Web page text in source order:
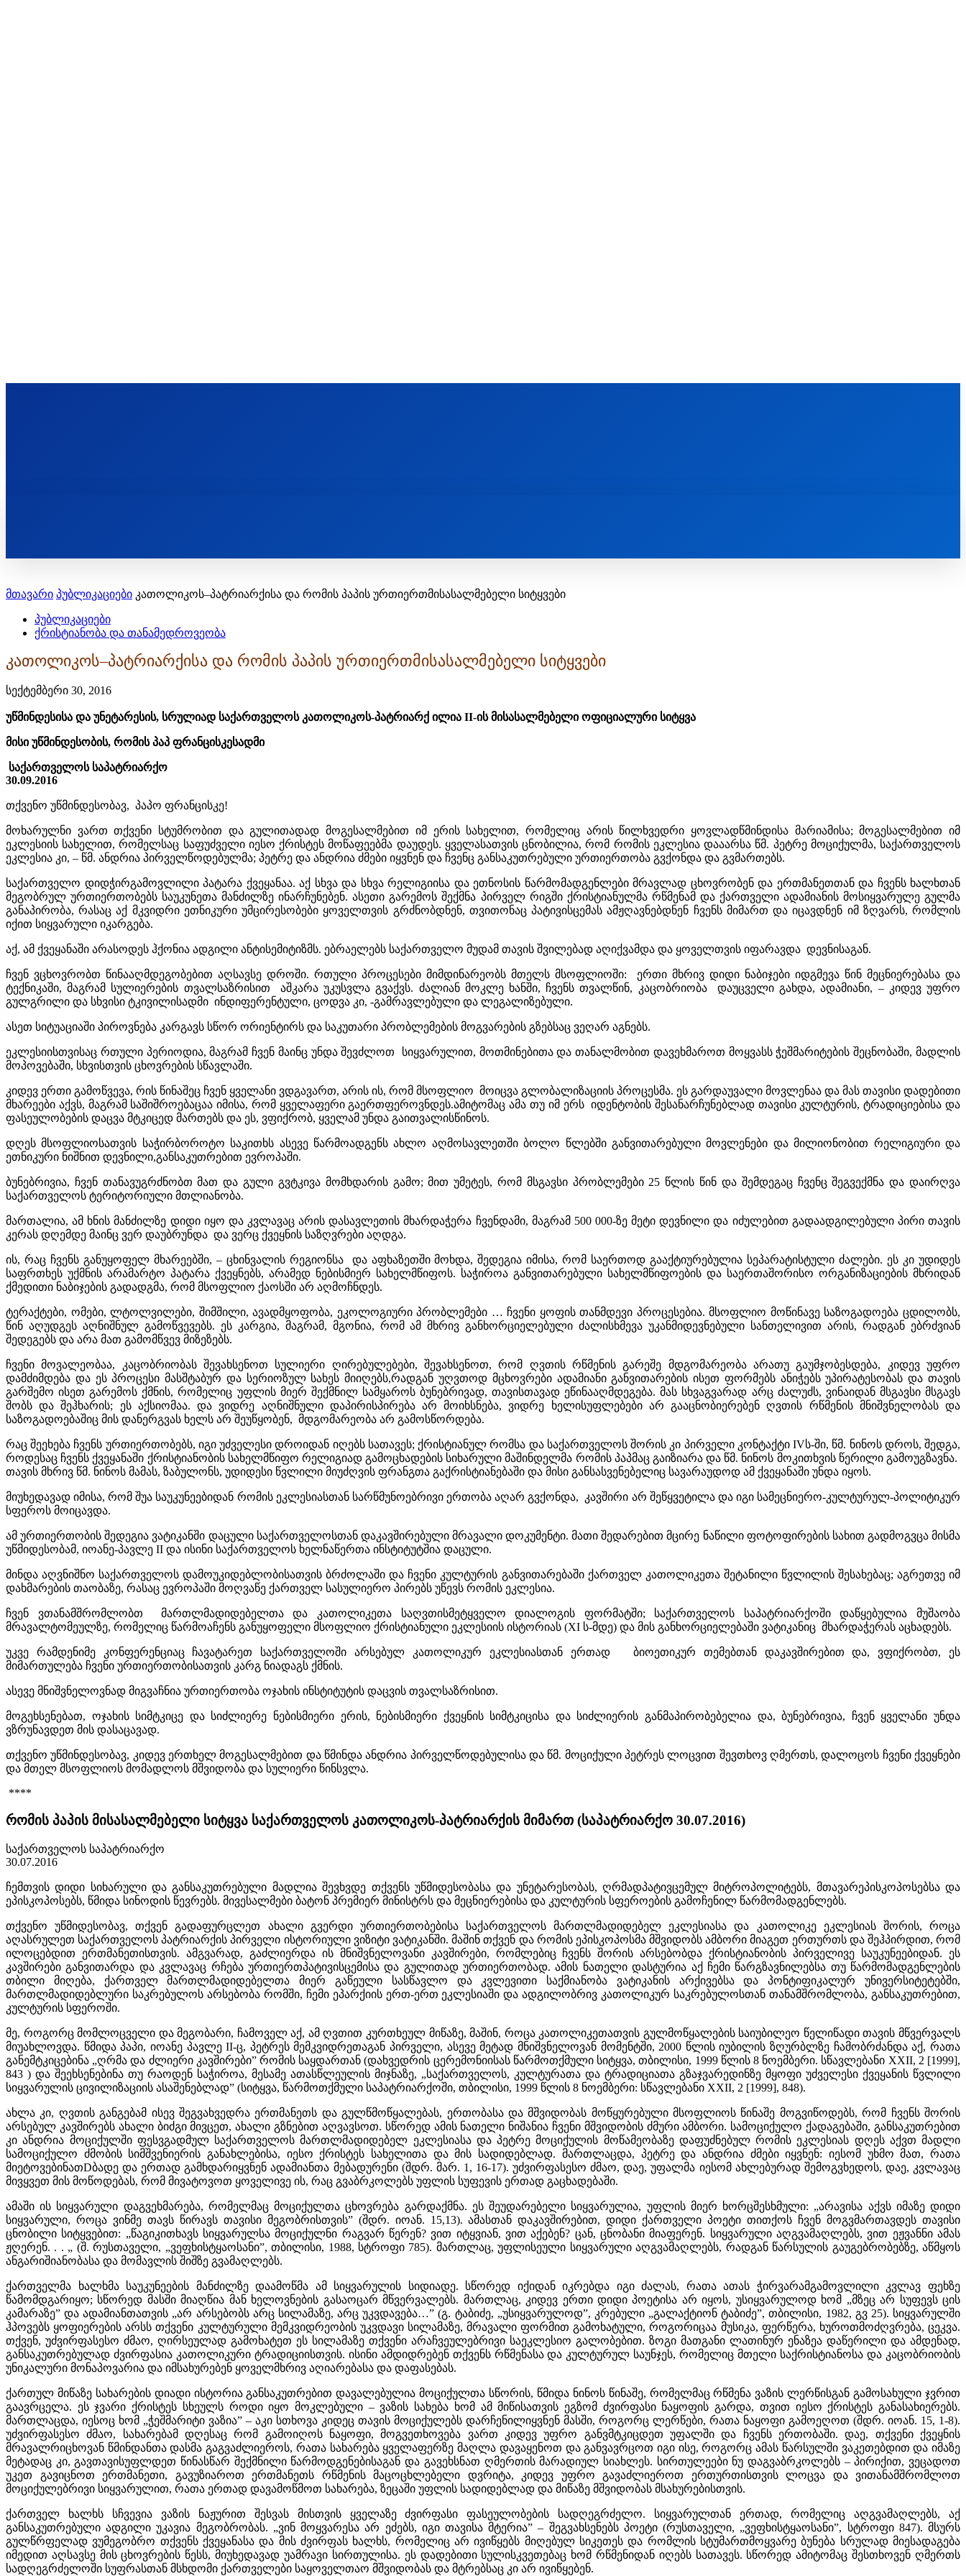
მთავარი პუბლიკაციები კათოლიკოს–პატრიარქისა და რომის პაპის ურთიერთმისასალმებელი სიტყვები
პუბლიკაციები
ქრისტიანობა და თანამედროვეობა
კათოლიკოს–პატრიარქისა და რომის პაპის ურთიერთმისასალმებელი სიტყვები
სექტემბერი 30, 2016
უწმინდესისა და უნეტარესის, სრულიად საქართველოს კათოლიკოს-პატრიარქ ილია II-ის მისასალმებელი ოფიციალური სიტყვა
მისი უწმინდესობის, რომის პაპ ფრანცისკესადმი
საქართველოს საპატრიარქო
30.09.2016
თქვენო უწმინდესობავ, პაპო ფრანცისკე!
მოხარულნი ვართ თქვენი სტუმრობით და გულითადად მოგესალმებით იმ ერის სახელით, რომელიც არის წილხვედრი ყოვლადწმინდისა მარიამისა; მოგესალმებით იმ
ეკლესიის სახელით, რომელსაც საფუძველი იესო ქრისტეს მოწაფეებმა დაუდეს. ყველასათვის ცნობილია, რომ რომის ეკლესია დააარსა წმ. პეტრე მოციქულმა, საქართველოს
ეკლესია კი, – წმ. ანდრია პირველწოდებულმა; პეტრე და ანდრია ძმები იყვნენ და ჩვენც განსაკუთრებული ურთიერთობა გვქონდა და გვმართებს.
საქართველო დიდჭირგამოვლილი პატარა ქვეყანაა. აქ სხვა და სხვა რელიგიისა და ეთნოსის წარმომადგენლები მრავლად ცხოვრობენ და ერთმანეთთან და ჩვენს ხალხთან
მეგობრულ ურთიერთობებს საუკუნეთა მანძილზე ინარჩუნებენ. ასეთი გარემოს შექმნა პირველ რიგში ქრისტიანულმა რწმენამ და ქართველი ადამიანის მოსიყვარულე გულმა
განაპირობა, რასაც აქ მკვიდრი ეთნიკური უმცირესობები ყოველთვის გრძნობდნენ, თვითონაც პატივისცემას ამჟღავნებდნენ ჩვენს მიმართ და იცავდნენ იმ ზღვარს, რომლის
იქით სიყვარული იკარგება.
აქ, ამ ქვეყანაში არასოდეს ჰქონია ადგილი ანტისემიტიზმს. ებრაელებს საქართველო მუდამ თავის შვილებად აღიქვამდა და ყოველთვის იფარავდა დევნისაგან.
ჩვენ ვცხოვრობთ წინააღმდეგობებით აღსავსე დროში. რთული პროცესები მიმდინარეობს მთელს მსოფლიოში: ერთი მხრივ დიდი ნაბიჯები იდგმევა წინ მეცნიერებასა და
ტექნიკაში, მაგრამ სულიერების თვალსაზრისით აშკარა უკუსვლა გვაქვს. ძალიან მოკლე ხანში, ჩვენს თვალწინ, კაცობრიობა დაუცველი გახდა, ადამიანი, – კიდევ უფრო
გულგრილი და სხვისი ტკივილისადმი ინდიფერენტული, ცოდვა კი, -გამრავლებული და ლეგალიზებული.
ასეთ სიტუაციაში პიროვნება კარგავს სწორ ორიენტირს და საკუთარი პრობლემების მოგვარების გზებსაც ვეღარ აგნებს.
ეკლესიისთვისაც რთული პერიოდია, მაგრამ ჩვენ მაინც უნდა შევძლოთ სიყვარულით, მოთმინებითა და თანალმობით დავეხმაროთ მოყვასს ჭეშმარიტების შეცნობაში, მადლის
მოპოვებაში, სხვისთვის ცხოვრების სწავლაში.
კიდევ ერთი გამოწვევა, რის წინაშეც ჩვენ ყველანი ვდგავართ, არის ის, რომ მსოფლიო მოიცვა გლობალიზაციის პროცესმა. ეს გარდაუვალი მოვლენაა და მას თავისი დადებითი
მხარეები აქვს, მაგრამ საშიშროებაცაა იმისა, რომ ყველაფერი გაერთფეროვნდეს.ამიტომაც ამა თუ იმ ერს იდენტობის შესანარჩუნებლად თავისი კულტურის, ტრადიციებისა და
ფასეულობების დაცვა მტკიცედ მართებს და ეს, ვფიქრობ, ყველამ უნდა გაითვალისწინოს.
დღეს მსოფლიოსათვის საჭირბოროტო საკითხს ასევე წარმოადგენს ახლო აღმოსავლეთში ბოლო წლებში განვითარებული მოვლენები და მილიონობით რელიგიური და
ეთნიკური ნიშნით დევნილი,განსაკუთრებით ევროპაში.
ბუნებრივია, ჩვენ თანავუგრძნობთ მათ და გული გვტკივა მომხდარის გამო; მით უმეტეს, რომ მსგავსი პრობლემები 25 წლის წინ და შემდეგაც ჩვენც შეგვექმნა და დაირღვა
საქართველოს ტერიტორიული მთლიანობა.
მართალია, ამ ხნის მანძილზე დიდი იყო და კვლავაც არის დასავლეთის მხარდაჭერა ჩვენდამი, მაგრამ 500 000-ზე მეტი დევნილი და იძულებით გადაადგილებული პირი თავის
კერას დღემდე მაინც ვერ დაუბრუნდა და ვერც ქვეყნის საზღვრები აღდგა.
ის, რაც ჩვენს განუყოფელ მხარეებში, – ცხინვალის რეგიონსა და აფხაზეთში მოხდა, შედეგია იმისა, რომ საერთოდ გააქტიურებულია სეპარატისტული ძალები. ეს კი უდიდეს
საფრთხეს უქმნის არამარტო პატარა ქვეყნებს, არამედ ნებისმიერ სახელმწიფოს. საჭიროა განვითარებული სახელმწიფოების და საერთაშორისო ორგანიზაციების მხრიდან
ქმედითი ნაბიჯების გადადგმა, რომ მსოფლიო ქაოსში არ აღმოჩნდეს.
ტერაქტები, ომები, ლტოლვილები, შიმშილი, ავადმყოფობა, ეკოლოგიური პრობლემები … ჩვენი ყოფის თანმდევი პროცესებია. მსოფლიო მოწინავე საზოგადოება ცდილობს,
წინ აღუდგეს აღნიშნულ გამოწვევებს. ეს კარგია, მაგრამ, მგონია, რომ ამ მხრივ განხორციელებული ძალისხმევა უკანმიდევნებული სანთელივით არის, რადგან ებრძვიან
შედეგებს და არა მათ გამომწვევ მიზეზებს.
ჩვენი მოვალეობაა, კაცობრიობას შევახსენოთ სულიერი ღირებულებები, შევახსენოთ, რომ ღვთის რწმენის გარეშე მდგომარეობა არათუ გაუმჯობესდება, კიდევ უფრო
დამძიმდება და ეს პროცესი მასშტაბურ და სერიოზულ სახეს მიიღებს,რადგან უღვთოდ მცხოვრები ადამიანი განვითარების ისეთ ფორმებს ანიჭებს უპირატესობას და თავის
გარშემო ისეთ გარემოს ქმნის, რომელიც უფლის მიერ შექმნილ სამყაროს ბუნებრივად, თავისთავად ეწინააღმდეგება. მას სხვაგვარად არც ძალუძს, ვინაიდან მსგავსი მსგავს
შობს და შეჰხარის; ეს აქსიომაა. და ვიდრე აღნიშნული დაპირისპირება არ მოიხსნება, ვიდრე ხელისუფლებები არ გააცნობიერებენ ღვთის რწმენის მნიშვნელობას და
საზოგადოებაშიც მის დანერგვას ხელს არ შეუწყობენ, მდგომარეობა არ გამოსწორდება.
რაც შეეხება ჩვენს ურთიერთობებს, იგი უძველესი დროიდან იღებს სათავეს; ქრისტიანულ რომსა და საქართველოს შორის კი პირველი კონტაქტი IVს-ში, წმ. ნინოს დროს, შედგა,
როდესაც ჩვენს ქვეყანაში ქრისტიანობის სახელმწიფო რელიგიად გამოცხადების სიხარული მაშინდელმა რომის პაპმაც გაიზიარა და წმ. ნინოს მოკითხვის წერილი გამოუგზავნა.
თავის მხრივ წმ. ნინოს მამას, ზაბულონს, უდიდესი წვლილი მიუძღვის ფრანგთა გაქრისტიანებაში და მისი განსასვენებელიც სავარაუდოდ ამ ქვეყანაში უნდა იყოს.
მიუხედავად იმისა, რომ შუა საუკუნეებიდან რომის ეკლესიასთან სარწმუნოებრივი ერთობა აღარ გვქონდა, კავშირი არ შეწყვეტილა და იგი სამეცნიერო-კულტურულ-პოლიტიკურ
სფეროს მოიცავდა.
ამ ურთიერთობის შედეგია ვატიკანში დაცული საქართველოსთან დაკავშირებული მრავალი დოკუმენტი. მათი შედარებით მცირე ნაწილი ფოტოფირების სახით გადმოგვცა მისმა
უწმიდესობამ, იოანე-პავლე II და ისინი საქართველოს ხელნაწერთა ინსტიტუტშია დაცული.
მინდა აღვნიშნო საქართველოს დამოუკიდებლობისათვის ბრძოლაში და ჩვენი კულტურის განვითარებაში ქართველ კათოლიკეთა შეტანილი წვლილის შესახებაც; აგრეთვე იმ
დახმარების თაობაზე, რასაც ევროპაში მოღვაწე ქართველ სასულიერო პირებს უწევს რომის ეკლესია.
ჩვენ ვთანამშრომლობთ მართლმადიდებელთა და კათოლიკეთა საღვთისმეტყველო დიალოგის ფორმატში; საქართველოს საპატრიარქოში დაწყებულია მუშაობა
მრავალტომეულზე, რომელიც წარმოაჩენს განუყოფელი მსოფლიო ქრისტიანული ეკლესიის ისტორიას (XI ს-მდე) და მის განხორციელებაში ვატიკანიც მხარდაჭერას აცხადებს.
უკვე რამდენიმე კონფერენციაც ჩავატარეთ საქართველოში არსებულ კათოლიკურ ეკლესიასთან ერთად ბიოეთიკურ თემებთან დაკავშირებით და, ვფიქრობთ, ეს
მიმართულება ჩვენი ურთიერთობისათვის კარგ ნიადაგს ქმნის.
ასევე მნიშვნელოვნად მიგვაჩნია ურთიერთობა ოჯახის ინსტიტუტის დაცვის თვალსაზრისით.
მოგეხსენებათ, ოჯახის სიმტკიცე და სიძლიერე ნებისმიერი ერის, ნებისმიერი ქვეყნის სიმტკიცისა და სიძლიერის განმაპირობებელია და, ბუნებრივია, ჩვენ ყველანი უნდა
ვზრუნავდეთ მის დასაცავად.
თქვენო უწმინდესობავ, კიდევ ერთხელ მოგესალმებით და წმინდა ანდრია პირველწოდებულისა და წმ. მოციქული პეტრეს ლოცვით შევთხოვ ღმერთს, დალოცოს ჩვენი ქვეყნები
და მთელ მსოფლიოს მომადლოს მშვიდობა და სულიერი წინსვლა.
****
რომის პაპის მისასალმებელი სიტყვა საქართველოს კათოლიკოს-პატრიარქის მიმართ (საპატრიარქო 30.07.2016)
საქართველოს საპატრიარქო
30.07.2016
ჩემთვის დიდი სიხარული და განსაკუთრებული მადლია შევხვდე თქვენს უწმიდესობასა და უნეტარესობას, ღრმადპატივცემულ მიტროპოლიტებს, მთავარეპისკოპოსებსა და
ეპისკოპოსებს, წმიდა სინოდის წევრებს. მივესალმები ბატონ პრემიერ მინისტრს და მეცნიერებისა და კულტურის სფეროების გამოჩენილ წარმომადგენლებს.
თქვენო უწმიდესობავ, თქვენ გადაფურცლეთ ახალი გვერდი ურთიერთობებისა საქართველოს მართლმადიდებელ ეკლესიასა და კათოლიკე ეკლესიას შორის, როცა
აღასრულეთ საქართველოს პატრიარქის პირველი ისტორიული ვიზიტი ვატიკანში. მაშინ თქვენ და რომის ეპისკოპოსმა მშვიდობს ამბორი მიაგეთ ერთურთს და შეჰპირდით, რომ
ილოცებდით ერთმანეთისთვის. ამგვარად, გაძლიერდა ის მნიშვნელოვანი კავშირები, რომლებიც ჩვენს შორის არსებობდა ქრისტიანობის პირველივე საუკუნეებიდან. ეს
კავშირები განვითარდა და კვლავაც რჩება ურთიერთპატივისცემისა და გულითად ურთიერთობად. ამის ნათელი დასტურია აქ ჩემი წარგზავნილებსა თუ წარმომადგენლების
თბილი მიღება, ქართველ მართლმადიდებელთა მიერ გაწეული სასწავლო და კვლევითი საქმიანობა ვატიკანის არქივებსა და პონტიფიკალურ უნივერსიტეტებში,
მართლმადიდებლური საკრებულოს არსებობა რომში, ჩემი ეპარქიის ერთ-ერთ ეკლესიაში და ადგილობრივ კათოლიკურ საკრებულოსთან თანამშრომლობა, განსაკუთრებით,
კულტურის სფეროში.
მე, როგორც მომლოცველი და მეგობარი, ჩამოველ აქ, ამ ღვთით კურთხეულ მიწაზე, მაშინ, როცა კათოლიკეთათვის გულმოწყალების საიუბილეო წელიწადი თავის მწვერვალს
მიუახლოვდა. წმიდა პაპი, იოანე პავლე II-ც, პეტრეს მემკვიდრეთაგან პირველი, ასევე მეტად მნიშვნელოვან მომენტში, 2000 წლის იუბილის ზღურბლზე ჩამობრძანდა აქ, რათა
განემტკიცებინა „ღრმა და ძლიერი კავშირები” რომის საყდართან (დახვედრის ცერემონიისას წარმოთქმული სიტყვა, თბილისი, 1999 წლის 8 ნოემბერი. სწავლებანი XXII, 2 [1999],
843 ) და შეეხსენებინა თუ რაოდენ საჭიროა, მესამე ათასწლეულის მიჯნაზე, „საქართველოს, კულტურათა და ტრადიციათა გზაჯვარედინზე მყოფი უძველესი ქვეყანის წვლილი
სიყვარულის ცივილიზაციის ასაშენებლად” (სიტყვა, წარმოთქმული საპატრიარქოში, თბილისი, 1999 წლის 8 ნოემბერი: სწავლებანი XXII, 2 [1999], 848).
ახლა კი, ღვთის განგებამ ისევ შეგვახვედრა ერთმანეთს და გულწმოწყალებას, ერთობასა და მშვიდობას მოწყურებული მსოფლიოს წინაშე მოგვიწოდებს, რომ ჩვენს შორის
არსებულ კავშირებს ახალი ბიძგი მივცეთ, ახალი გზნებით აღვავსოთ. სწორედ ამის ნათელი ნიშანია ჩვენი მშვიდობის ძმური ამბორი. სამოციქულო ქადაგებაში, განსაკუთრებით
კი ანდრია მოციქულში ფესვგადმულ საქართველოს მართლმადიდებელ ეკლესიასა და პეტრე მოციქულის მოწამეობაზე დაფუძნებულ რომის ეკლესიას დღეს აქვთ მადლი
სამოციქულო ძმობის სიმშვენიერის განახლებისა, იესო ქრისტეს სახელითა და მის სადიდებლად. მართლაცდა, პეტრე და ანდრია ძმები იყვნენ: იესომ უხმო მათ, რათა
მიეტოვებინათDბადე და ერთად გამხდარიყვნენ ადამიანთა მებადურენი (შდრ. მარ. 1, 16-17). უძვირფასესო ძმაო, დაე, უფალმა იესომ ახლებურად შემოგვხედოს, დაე, კვლავაც
მივყვეთ მის მოწოდებას, რომ მივატოვოთ ყოველივე ის, რაც გვაბრკოლებს უფლის სუფევის ერთად გაცხადებაში.
ამაში ის სიყვარული დაგვეხმარება, რომელმაც მოციქულთა ცხოვრება გარდაქმნა. ეს შეუდარებელი სიყვარულია, უფლის მიერ ხორცშესხმული: „არავისა აქვს იმაზე დიდი
სიყვარული, როცა ვინმე თავს წირავს თავისი მეგობრისთვის” (შდრ. იოან. 15,13). ამასთან დაკავშირებით, დიდი ქართველი პოეტი თითქოს ჩვენ მოგვმართავდეს თავისი
ცნობილი სიტყვებით: „წაგიკითხავს სიყვარულსა მოციქულნი რაგვარ წერენ? ვით იტყვიან, ვით აქებენ? ცან, ცნობანი მიაფერენ. სიყვარული აღგვამაღლებს, ვით ეჟვანნი ამას
ჟღერენ. . . „ (შ. რუსთაველი, „ვეფხისტყაოსანი”, თბილისი, 1988, სტროფი 785). მართლაც, უფლისეული სიყვარული აღგვამაღლებს, რადგან წარსულის გაუგებრობებზე, აწმყოს
ანგარიშიანობასა და მომავლის შიშზე გვამაღლებს.
ქართველმა ხალხმა საუკუნეების მანძილზე დაამოწმა ამ სიყვარულის სიდიადე. სწორედ იქიდან იკრებდა იგი ძალას, რათა ათას ჭირვარამგამოვლილი კვლავ ფეხზე
წამომდგარიყო; სწორედ მასში მიაღწია მან ხელოვნების გასაოცარ მწვერვალებს. მართლაც, კიდევ ერთი დიდი პოეტისა არ იყოს, უსიყვარულოდ ხომ „მზეც არ სუფევს ცის
კამარაზე” და ადამიანთათვის „არ არსებობს არც სილამაზე, არც უკვდავება…” (გ. ტაბიძე, „უსიყვარულოდ”, კრებული „გალაქტიონ ტაბიძე”, თბილისი, 1982, გვ 25). სიყვარულში
ჰპოვებს ყოფიერების არსს თქვენი კულტურული მემკვიდრეობის უკვდავი სილამაზე, მრავალი ფორმით გამოხატული, როგორიცაა მუსიკა, ფერწერა, ხუროთმოძღვრება, ცეკვა.
თქვენ, უძვირფასესო ძმაო, ღირსეულად გამოხატეთ ეს სილამაზე თქვენი არაჩვეულებრივი საეკლესიო გალობებით. ზოგი მათგანი ლათინურ ენაზეა დაწერილი და ამდენად,
განსაკუთრებულად ძვირფასია კათოლიკური ტრადიციისთვის. ისინი ამდიდრებენ თქვენს რწმენასა და კულტურულ საუნჯეს, რომელიც მთელი საქრისტიანოსა და კაცობრიობის
უნიკალური მონაპოვარია და იმსახურებენ ყოველმხრივ აღიარებასა და დაფასებას.
ქართულ მიწაზე სახარების დიადი ისტორია განსაკუთრებით დავალებულია მოციქულთა სწორის, წმიდა ნინოს წინაშე, რომელმაც რწმენა ვაზის ლერწისგან გამოსახული ჯვრით
გაავრცელა. ეს ჯვარი ქრისტეს სხეულს როდი იყო მოკლებული – ვაზის სახება ხომ ამ მიწისათვის ეგზომ ძვირფასი ნაყოფის გარდა, თვით იესო ქრისტეს განასახიერებს.
მართლაცდა, იესოც ხომ „ჭეშმარიტი ვაზია” – აკი სთხოვა კიდეც თავის მოციქულებს დარჩენილიყვნენ მასში, როგორც ლერწები, რათა ნაყოფი გამოეღოთ (შდრ. იოან. 15, 1-8).
უძვირფასესო ძმაო, სახარებამ დღესაც რომ გამოიღოს ნაყოფი, მოგვეთხოვება ვართ კიდევ უფრო განვმტკიცდეთ უფალში და ჩვენს ერთობაში. დაე, თქვენი ქვეყნის
მრავალრიცხოვან წმინდანთა დასმა გაგვაძლიეროს, რათა სახარება ყველაფერზე მაღლა დავაყენოთ და განვავრცოთ იგი ისე, როგორც ამას წარსულში ვაკეთებდით და იმაზე
მეტადაც კი, გავთავისუფლდეთ წინასწარ შექმნილი წარმოდგენებისაგან და გავეხსნათ ღმერთის მარადიულ სიახლეს. სირთულეები ნუ დაგვაბრკოლებს – პირიქით, ვეცადოთ
უკეთ გავიცნოთ ერთმანეთი, გავუზიაროთ ერთმანეთს რწმენის მაცოცხლებელი დვრიტა, კიდევ უფრო გავაძლიეროთ ერთურთისთვის ლოცვა და ვითანამშრომლოთ
მოციქულებრივი სიყვარულით, რათა ერთად დავამოწმოთ სახარება, ზეცაში უფლის სადიდებლად და მიწაზე მშვიდობას მსახურებისთვის.
ქართველ ხალხს სჩვევია ვაზის ნაჟურით შესვას მისთვის ყველაზე ძვირფასი ფასეულობების სადღეგრძელო. სიყვარულთან ერთად, რომელიც აღგვამაღლებს, აქ
განსაკუთრებული ადგილი უკავია მეგობრობას. „ვინ მოყვარესა არ ეძებს, იგი თავისა მტერია” – შეგვახსენებს პოეტი (რუსთაველი, „ვეფხისტყაოსანი”, სტროფი 847). მსურს
გულწრფელად ვუმეგობრო თქვენს ქვეყანასა და მის ძვირფას ხალხს, რომელიც არ ივიწყებს მიღებულ სიკეთეს და რომლის სტუმართმოყვარე ბუნება სრულად მიესადაგება
იმედით აღსავსე მის ცხოვრების წესს, მიუხედავად უამრავი სირთულისა. ეს დადებითი სულისკვეთებაც ხომ რწმენიდან იღებს სათავეს. სწორედ ამიტომაც შესთხოვენ ღმერთს
სადღეგრძელოში სუფრასთან მსხდომი ქართველები საყოველთაო მშვიდობას და მტრებსაც კი არ ივიწყებენ.